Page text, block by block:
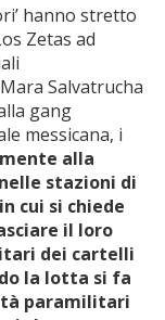
hanno stretto
Zetas ad
Salvatrucha
gang
messicana, i
alla
stazioni di
cui si chiede
il loro
dei cartelli
la lotta si fa
paramilitari